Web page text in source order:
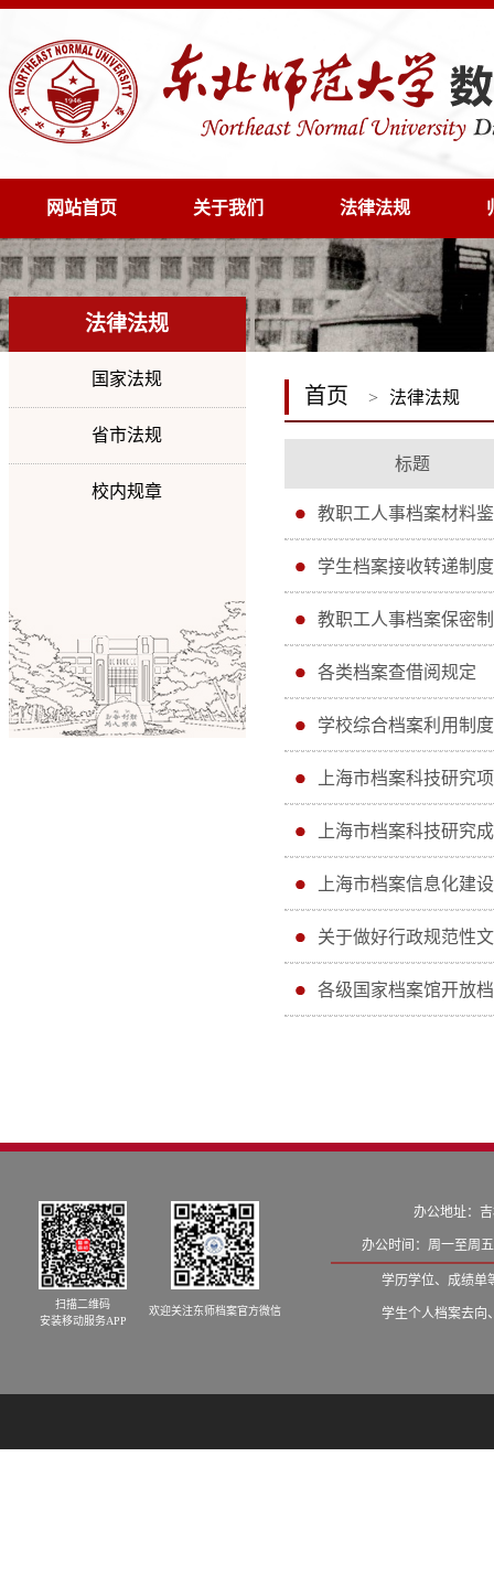
网站首页 关于我们 法律法规
法律法规
国家法规
省市法规
校内规章
首页 > 法律法规
标题
教职工人事档案材料
学生档案接收转递制度
教职工人事档案保密
各类档案查借阅规定
学校综合档案利用制度
上海市档案科技研究
上海市档案科技研究
上海市档案信息化建
关于做好行政规范性
各级国家档案馆开放
扫描二维码
安装移动服务APP
欢迎关注东师档案官方微信
办公地址：
办公时间：周一至周
学历学位、成绩单
学生个人档案去向